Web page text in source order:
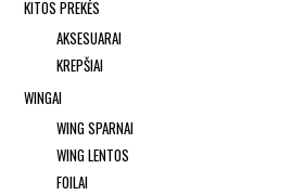
KITOS PREKĖS
AKSESUARAI
KREPŠIAI
WINGAI
WING SPARNAI
WING LENTOS
FOILAI